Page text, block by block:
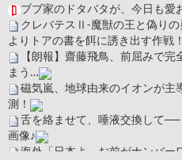
ブブ家のドタバタが、今日も愛
クレバテスⅡ-魔獣の王と偽り
よりトアの書を餌に誘き出す作戦！
【朗報】齋藤飛鳥、前屈みで
まう…
磁気嵐、地球由来のイオンが主
測！
舌を絡ませて、唾液交換して
画像♪
海外「日本よ、お前がナンバー